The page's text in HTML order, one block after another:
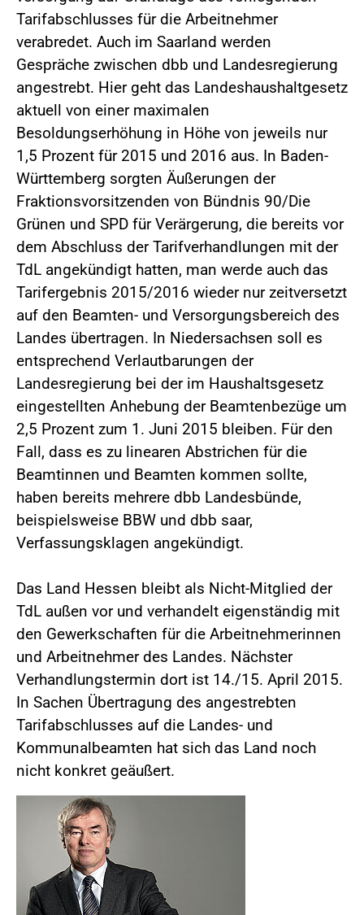
Tarifabschlusses für die Arbeitnehmer
verabredet. Auch im Saarland werden
Gespräche zwischen dbb und Landesregierung
angestrebt. Hier geht das Landeshaushaltgesetz
aktuell von einer maximalen
Besoldungserhöhung in Höhe von jeweils nur
1,5 Prozent für 2015 und 2016 aus. In Baden-
Württemberg sorgten Äußerungen der
Fraktionsvorsitzenden von Bündnis 90/Die
Grünen und SPD für Verärgerung, die bereits vor
dem Abschluss der Tarifverhandlungen mit der
TdL angekündigt hatten, man werde auch das
Tarifergebnis 2015/2016 wieder nur zeitversetzt
auf den Beamten- und Versorgungsbereich des
Landes übertragen. In Niedersachsen soll es
entsprechend Verlautbarungen der
Landesregierung bei der im Haushaltsgesetz
eingestellten Anhebung der Beamtenbezüge um
2,5 Prozent zum 1. Juni 2015 bleiben. Für den
Fall, dass es zu linearen Abstrichen für die
Beamtinnen und Beamten kommen sollte,
haben bereits mehrere dbb Landesbünde,
beispielsweise BBW und dbb saar,
Verfassungsklagen angekündigt.
Das Land Hessen bleibt als Nicht-Mitglied der
TdL außen vor und verhandelt eigenständig mit
den Gewerkschaften für die Arbeitnehmerinnen
und Arbeitnehmer des Landes. Nächster
Verhandlungstermin dort ist 14./15. April 2015.
In Sachen Übertragung des angestrebten
Tarifabschlusses auf die Landes- und
Kommunalbeamten hat sich das Land noch
nicht konkret geäußert.